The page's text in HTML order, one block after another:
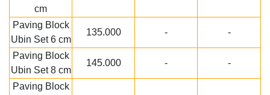
cm
Paving Block
Ubin Set 6 cm
135.000 - -
Paving Block
Ubin Set 8 cm
145.000 - -
Paving Block